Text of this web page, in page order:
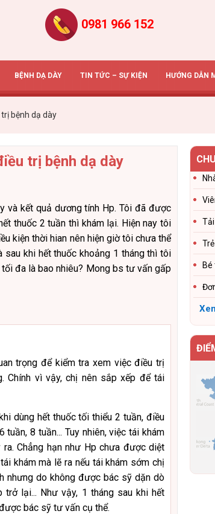
0981 966 152
BỆNH DẠ DÀY TIN TỨC – SỰ KIỆN HƯỚNG DẪN
bệnh dạ dày
trị bệnh dạ dày
và kết quả dương tính Hp. Tôi đã được
thuốc 2 tuần thì khám lại. Hiện nay tôi
kiện thời hian nên hiện giờ tôi chưa thể
khi hết thuốc khoảng 1 tháng thì tôi
đa là bao nhiêu? Mong bs tư vấn gấp
trọng để kiểm tra xem việc điều trị
Chính vì vậy, chị nên sắp xếp để tái
dùng hết thuốc tối thiểu 2 tuần, điều
8 tuần... Tuy nhiên, việc tái khám
Chẳng hạn như Hp chưa được diệt
khám mà lẽ ra nếu tái khám sớm chị
nhưng do không được bác sỹ dặn dò
lại... Như vậy, 1 tháng sau khi hết
bác sỹ tư vấn cụ thể.